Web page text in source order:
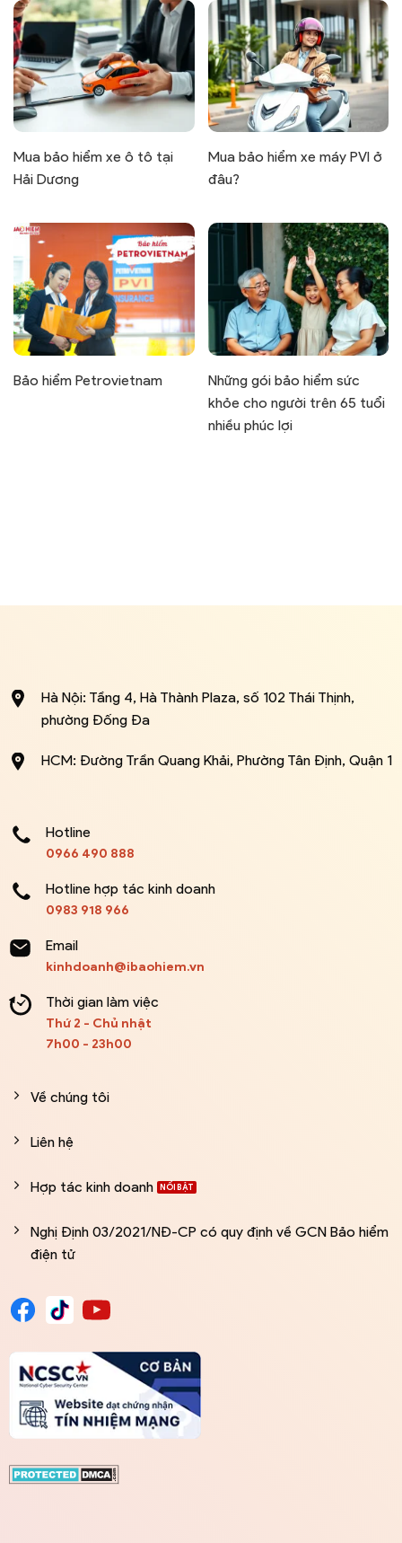
Mua bảo hiểm xe ô tô tại
Hải Dương
Mua bảo hiểm xe máy PVI ở
đâu?
Bảo hiểm Petrovietnam
Những gói bảo hiểm sức
khỏe cho người trên 65 tuổi
nhiều phúc lợi
Hà Nội: Tầng 4, Hà Thành Plaza, số 102 Thái Thịnh,
phường Đống Đa
HCM: Đường Trần Quang Khải, Phường Tân Định, Quận 1
Hotline
0966 490 888
Hotline hợp tác kinh doanh
0983 918 966
Email
kinhdoanh@ibaohiem.vn
Thời gian làm việc
Thứ 2 - Chủ nhật
7h00 - 23h00
Về chúng tôi
Liên hệ
Hợp tác kinh doanh
Nghị Định 03/2021/NĐ-CP có quy định về GCN Bảo hiểm
điện tử